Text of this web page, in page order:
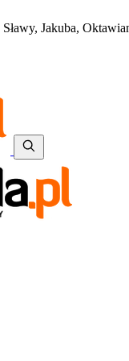
Sławy, Jakuba,